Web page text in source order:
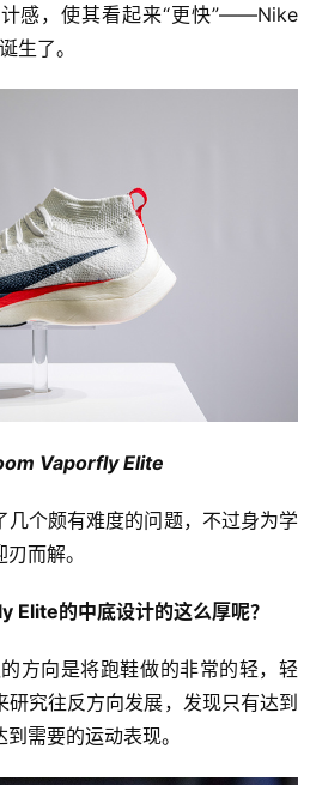
感，使其看起来“更快”——Nike
生了。
Vaporfly Elite
几个颇有难度的问题，不过身为学
而解。
的中底设计的这么厚呢？
方向是将跑鞋做的非常的轻，轻
究往反方向发展，发现只有达到
需要的运动表现。